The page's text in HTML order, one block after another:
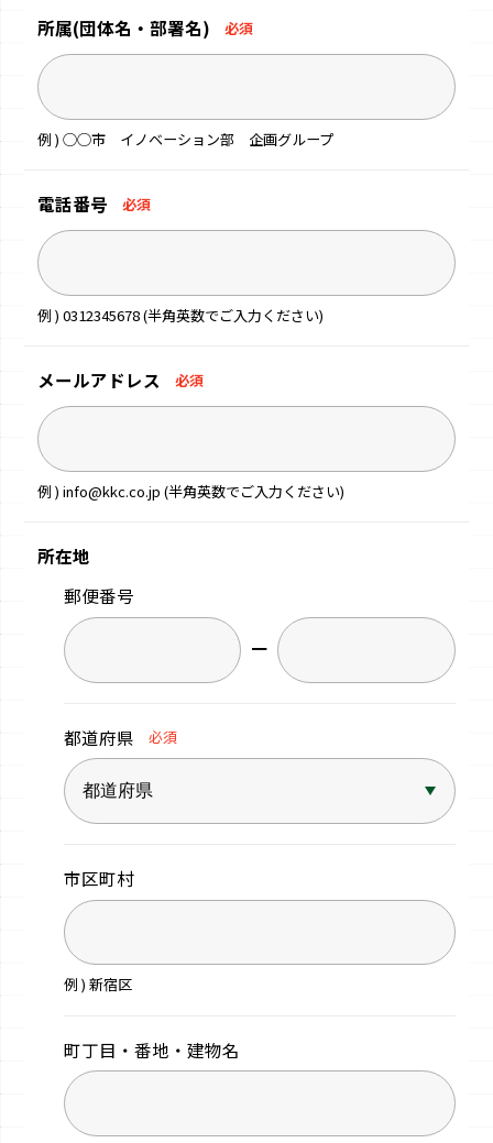
所属(団体名・部署名) 必須
例 ) ◯◯市 イノベーション部 企画グループ
電話番号 必須
例 ) 0312345678 (半角英数でご入力ください)
メールアドレス 必須
例 ) info@kkc.co.jp (半角英数でご入力ください)
所在地
郵便番号
−
都道府県 必須
市区町村
例 ) 新宿区
町丁目・番地・建物名